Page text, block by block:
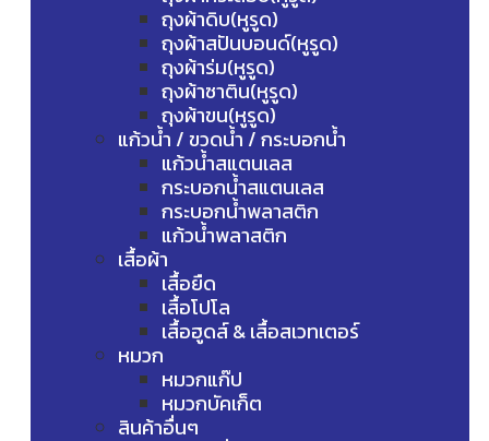
ถุงผ้าดิบ(หูรูด)
ถุงผ้าสปันบอนด์(หูรูด)
ถุงผ้าร่ม(หูรูด)
ถุงผ้าซาติน(หูรูด)
ถุงผ้าขน(หูรูด)
แก้วน้ำ / ขวดน้ำ / กระบอกน้ำ
แก้วน้ำสแตนเลส
กระบอกน้ำสแตนเลส
กระบอกน้ำพลาสติก
แก้วน้ำพลาสติก
เสื้อผ้า
เสื้อยืด
เสื้อโปโล
เสื้อฮูดส์ & เสื้อสเวทเตอร์
หมวก
หมวกแก๊ป
หมวกบัคเก็ต
สินค้าอื่นๆ